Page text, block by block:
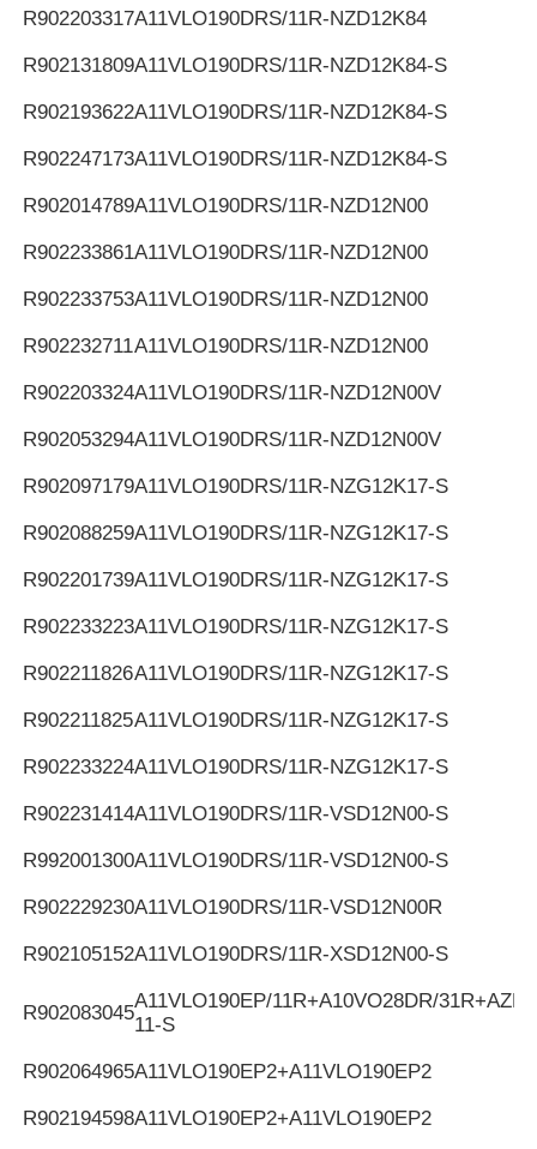
R902203317A11VLO190DRS/11R-NZD12K84
R902131809A11VLO190DRS/11R-NZD12K84-S
R902193622A11VLO190DRS/11R-NZD12K84-S
R902247173A11VLO190DRS/11R-NZD12K84-S
R902014789A11VLO190DRS/11R-NZD12N00
R902233861A11VLO190DRS/11R-NZD12N00
R902233753A11VLO190DRS/11R-NZD12N00
R902232711A11VLO190DRS/11R-NZD12N00
R902203324A11VLO190DRS/11R-NZD12N00V
R902053294A11VLO190DRS/11R-NZD12N00V
R902097179A11VLO190DRS/11R-NZG12K17-S
R902088259A11VLO190DRS/11R-NZG12K17-S
R902201739A11VLO190DRS/11R-NZG12K17-S
R902233223A11VLO190DRS/11R-NZG12K17-S
R902211826A11VLO190DRS/11R-NZG12K17-S
R902211825A11VLO190DRS/11R-NZG12K17-S
R902233224A11VLO190DRS/11R-NZG12K17-S
R902231414A11VLO190DRS/11R-VSD12N00-S
R992001300A11VLO190DRS/11R-VSD12N00-S
R902229230A11VLO190DRS/11R-VSD12N00R
R902105152A11VLO190DRS/11R-XSD12N00-S
R902083045
A11VLO190EP/11R+A10VO28DR/
11-S
R902064965A11VLO190EP2+A11VLO190EP2
R902194598A11VLO190EP2+A11VLO190EP2